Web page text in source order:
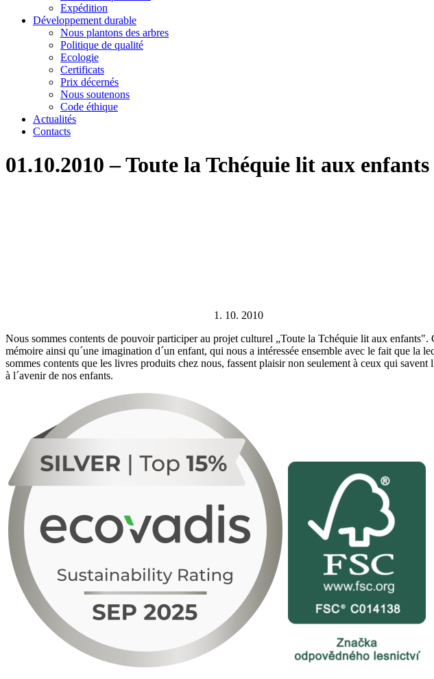
Expédition
Développement durable
Nous plantons des arbres
Politique de qualité
Ecologie
Certificats
Prix décernés
Nous soutenons
Code éthique
Actualités
Contacts
01.10.2010 – Toute la Tchéquie lit aux enfants
1. 10. 2010
Nous sommes contents de pouvoir participer au projet culturel „Toute la Tchéquie lit aux
mémoire ainsi qu´une imagination d´un enfant, qui nous a intéressée ensemble avec le fait que la
sommes contents que les livres produits chez nous, fassent plaisir non seulement à ceux qui
à l´avenir de nos enfants.